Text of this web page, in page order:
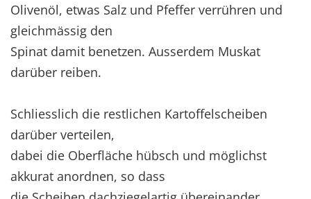
Olivenöl, etwas Salz und Pfeffer verrühren und
gleichmässig den
Spinat damit benetzen. Ausserdem Muskat
darüber reiben.
Schliesslich die restlichen Kartoffelscheiben
darüber verteilen,
dabei die Oberfläche hübsch und möglichst
akkurat anordnen, so dass